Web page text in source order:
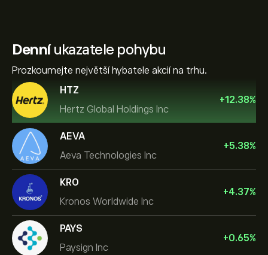
Denníukazatele pohybu
Prozkoumejte největší hybatele akcií na trhu.
HTZ
Hertz Global Holdings Inc
+12.38%
AEVA
Aeva Technologies Inc
+5.38%
KRO
Kronos Worldwide Inc
+4.37%
PAYS
Paysign Inc
+0.65%